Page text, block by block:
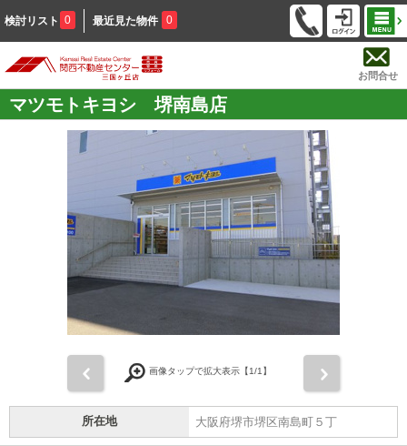
検討リスト 0 最近見た物件 0
お問合せ
マツモトキヨシ 堺南島店
画像タップで拡大表示【1/1】
所在地 大阪府堺市堺区南島町５丁